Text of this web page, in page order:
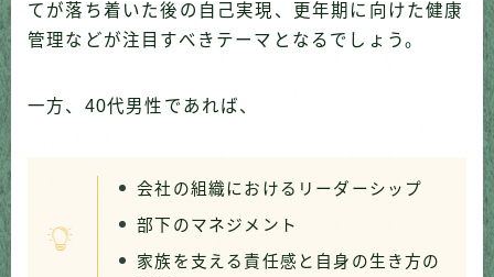
てが落ち着いた後の自己実現、更年期に向けた健康
管理などが注目すべきテーマとなるでしょう。
一方、40代男性であれば、
会社の組織におけるリーダーシップ
部下のマネジメント
家族を支える責任感と自身の生き方の